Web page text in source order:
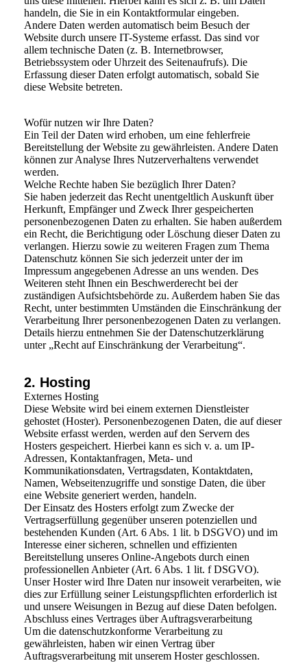
handeln, die Sie in ein Kontaktformular eingeben.
Andere Daten werden automatisch beim Besuch der
Website durch unsere IT-Systeme erfasst. Das sind vor
allem technische Daten (z. B. Internetbrowser,
Betriebssystem oder Uhrzeit des Seitenaufrufs). Die
Erfassung dieser Daten erfolgt automatisch, sobald Sie
diese Website betreten.
Wofür nutzen wir Ihre Daten?
Ein Teil der Daten wird erhoben, um eine fehlerfreie
Bereitstellung der Website zu gewährleisten. Andere Daten
können zur Analyse Ihres Nutzerverhaltens verwendet
werden.
Welche Rechte haben Sie bezüglich Ihrer Daten?
Sie haben jederzeit das Recht unentgeltlich Auskunft über
Herkunft, Empfänger und Zweck Ihrer gespeicherten
personenbezogenen Daten zu erhalten. Sie haben außerdem
ein Recht, die Berichtigung oder Löschung dieser Daten zu
verlangen. Hierzu sowie zu weiteren Fragen zum Thema
Datenschutz können Sie sich jederzeit unter der im
Impressum angegebenen Adresse an uns wenden. Des
Weiteren steht Ihnen ein Beschwerderecht bei der
zuständigen Aufsichtsbehörde zu. Außerdem haben Sie das
Recht, unter bestimmten Umständen die Einschränkung der
Verarbeitung Ihrer personenbezogenen Daten zu verlangen.
Details hierzu entnehmen Sie der Datenschutzerklärung
unter „Recht auf Einschränkung der Verarbeitung“.
2. Hosting
Externes Hosting
Diese Website wird bei einem externen Dienstleister
gehostet (Hoster). Personenbezogenen Daten, die auf dieser
Website erfasst werden, werden auf den Servern des
Hosters gespeichert. Hierbei kann es sich v. a. um IP-
Adressen, Kontaktanfragen, Meta- und
Kommunikationsdaten, Vertragsdaten, Kontaktdaten,
Namen, Webseitenzugriffe und sonstige Daten, die über
eine Website generiert werden, handeln.
Der Einsatz des Hosters erfolgt zum Zwecke der
Vertragserfüllung gegenüber unseren potenziellen und
bestehenden Kunden (Art. 6 Abs. 1 lit. b DSGVO) und im
Interesse einer sicheren, schnellen und effizienten
Bereitstellung unseres Online-Angebots durch einen
professionellen Anbieter (Art. 6 Abs. 1 lit. f DSGVO).
Unser Hoster wird Ihre Daten nur insoweit verarbeiten, wie
dies zur Erfüllung seiner Leistungspflichten erforderlich ist
und unsere Weisungen in Bezug auf diese Daten befolgen.
Abschluss eines Vertrages über Auftragsverarbeitung
Um die datenschutzkonforme Verarbeitung zu
gewährleisten, haben wir einen Vertrag über
Auftragsverarbeitung mit unserem Hoster geschlossen.